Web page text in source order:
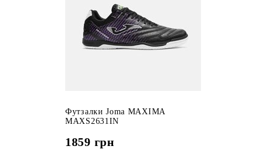
Футзалки Joma MAXIMA
MAXS2631IN
1859 грн